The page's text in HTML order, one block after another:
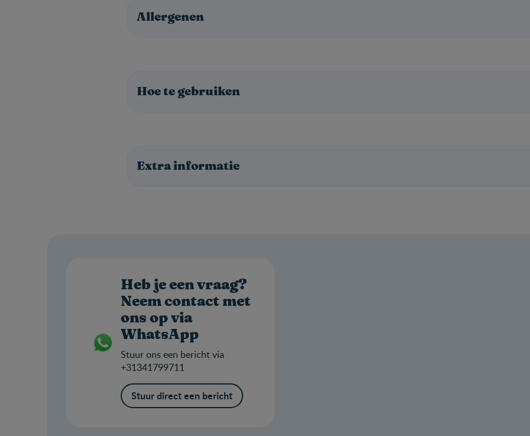
Allergenen
Hoe te gebruiken
Extra informatie
Heb je een vraag?
Neem contact met
ons op via
WhatsApp
Stuur ons een bericht via
+31341799711
Stuur direct een bericht